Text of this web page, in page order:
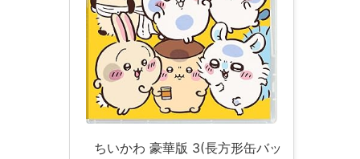
ちいかわ 豪華版 3(長方形缶バッ